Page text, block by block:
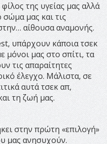
της υγείας μας αλλά
μας και τις
αίθουσα αναμονής.
υπάρχουν κάποια τσεκ
μας στο σπίτι, τα
τις απαραίτητες
έλεγχο. Μάλιστα, σε
αυτά τσεκ απ,
τη ζωή μας.
στην πρώτη «επιλογή»
μας ανησυχούν.